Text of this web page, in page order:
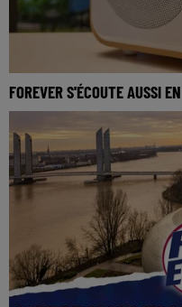
FOREVER S'ÉCOUTE AUSSI